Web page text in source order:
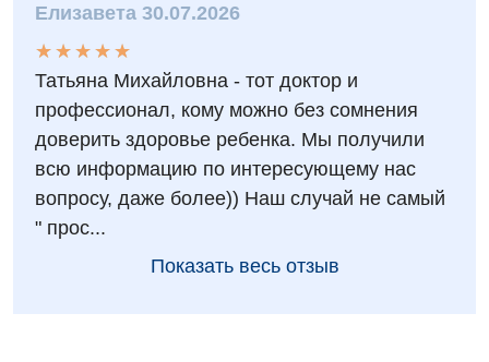
Елизавета 30.07.2026
★
★
★
★
★
★ ★ ★ ★ ★
Татьяна Михайловна - тот доктор и
профессионал, кому можно без сомнения
доверить здоровье ребенка. Мы получили
всю информацию по интересующему нас
вопросу, даже более)) Наш случай не самый
" прос...
Показать весь отзыв